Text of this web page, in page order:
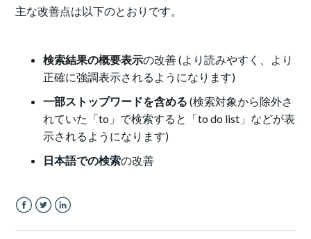
主な改善点は以下のとおりです。
検索結果の概要表示の改善 (より読みやすく、より
正確に強調表示されるようになります)
一部ストップワードを含める (検索対象から除外さ
れていた「to」で検索すると「to do list」などが表
示されるようになります)
日本語での検索の改善